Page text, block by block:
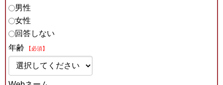
男性
女性
回答しない
年齢
【必須】